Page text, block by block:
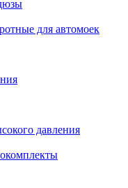
для автомоек
давления